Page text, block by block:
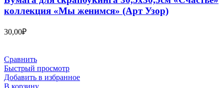
коллекция «Мы женимся» (Арт Узор)
30,00₽
Сравнить
Быстрый просмотр
Добавить в избранное
В корзину